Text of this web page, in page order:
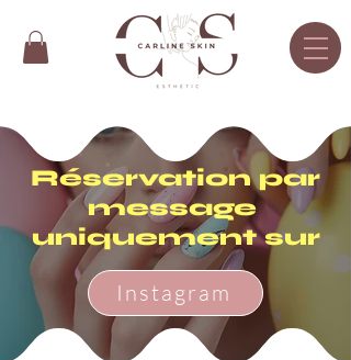
Réservation par
message
uniquement sur
Instagram